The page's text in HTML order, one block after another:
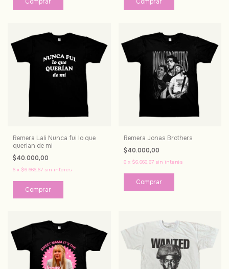
Remera Lali Nunca fui lo que
querian de mi
$40.000,00
6 x $6.666,67 sin interés
Comprar
Remera Jonas Brothers
$40.000,00
6 x $6.666,67 sin interés
Comprar